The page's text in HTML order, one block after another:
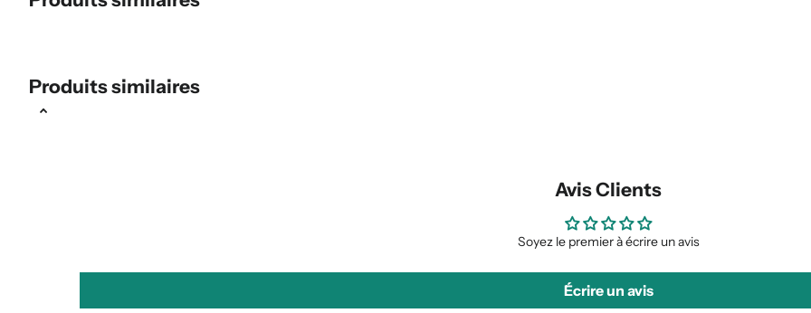
Produits similaires
Avis Clients
Soyez le premier à écrire un avis
Écrire un avis